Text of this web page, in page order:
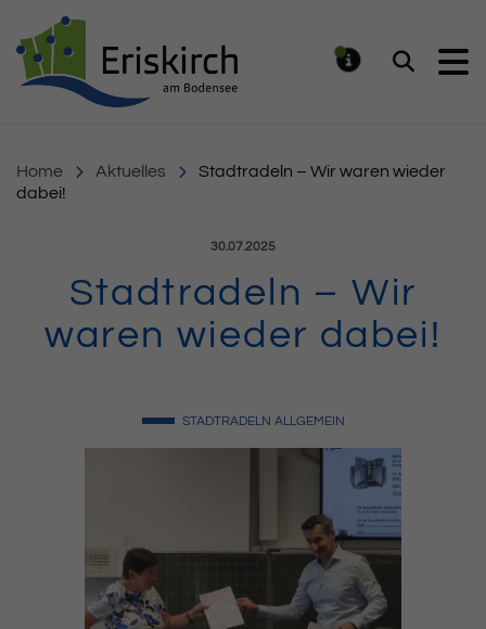
Suchen
Home Aktuelles
Stadtradeln – Wir waren wieder
dabei!
Veröffentlicht am:
30.07.2025
Stadtradeln – Wir
waren wieder dabei!
STADTRADELN ALLGEMEIN